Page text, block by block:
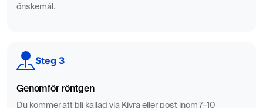
Muskelbristningar eller blödningar i vad- och
muskelkompartment
Infektioner i mjukdelar eller skelett (osteomyelit)
Boka MR Underben – remiss skickas omgående
önskemål.
Steg 3
Genomför röntgen
Du kommer att bli kallad via Kivra eller post inom 7–10